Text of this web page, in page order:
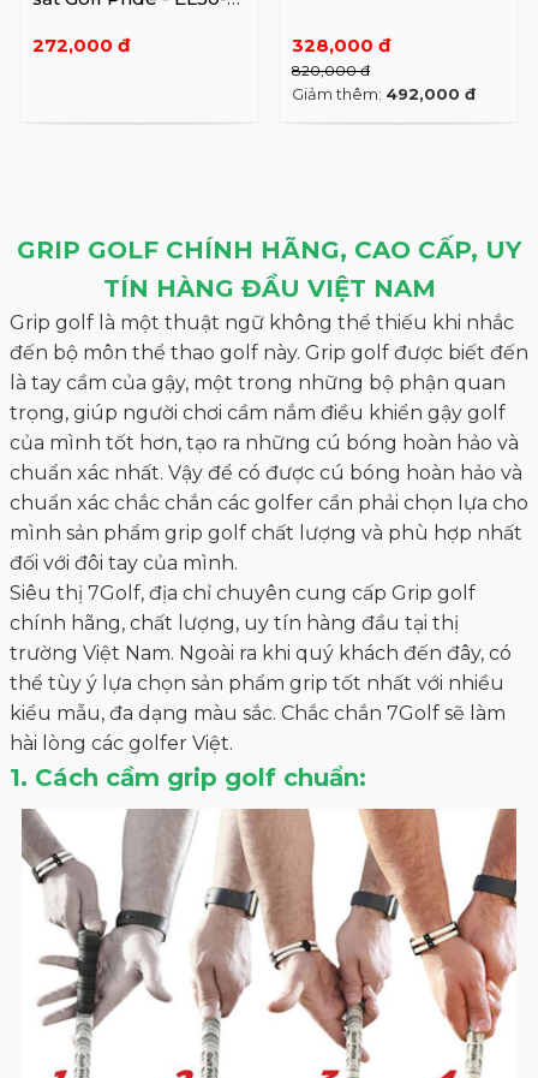
272,000 đ 328,000 đ
820,000 đ
Giảm thêm: 492,000 đ
GRIP GOLF CHÍNH HÃNG, CAO CẤP, UY
TÍN HÀNG ĐẦU VIỆT NAM
Grip golf là một thuật ngữ không thể thiếu khi nhắc
đến bộ môn thể thao golf này. Grip golf được biết đến
là tay cầm của gậy, một trong những bộ phận quan
trọng, giúp người chơi cầm nắm điều khiển gậy golf
của mình tốt hơn, tạo ra những cú bóng hoàn hảo và
chuẩn xác nhất. Vậy để có được cú bóng hoàn hảo và
chuẩn xác chắc chắn các golfer cần phải chọn lựa cho
mình sản phẩm grip golf chất lượng và phù hợp nhất
đối với đôi tay của mình.
Siêu thị 7Golf, địa chỉ chuyên cung cấp Grip golf
chính hãng, chất lượng, uy tín hàng đầu tại thị
trường Việt Nam. Ngoài ra khi quý khách đến đây, có
thể tùy ý lựa chọn sản phẩm grip tốt nhất với nhiều
kiểu mẫu, đa dạng màu sắc. Chắc chắn 7Golf sẽ làm
hài lòng các golfer Việt.
1. Cách cầm grip golf chuẩn: